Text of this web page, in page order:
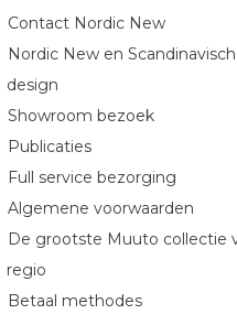
Contact Nordic New
Nordic New en Scandinavisch
design
Showroom bezoek
Publicaties
Full service bezorging
Algemene voorwaarden
De grootste Muuto collectie
regio
Betaal methodes